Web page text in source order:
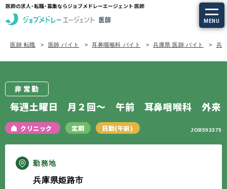
医師の求人・転職・募集ならジョブメドレーエージェント 医師
MENU
求人を探す
定期非常勤の求人
特集から探す
エージェントサービス
エージェントサービスTOP
医師 転職 医師 バイト 耳鼻咽喉科 バイト 兵庫県 医師 バイト 兵
非常勤
毎週土曜日 月２回～ 午前 耳鼻咽喉科 外来
クリニック 定期 日勤(午前) JOB593375
勤務地
兵庫県姫路市